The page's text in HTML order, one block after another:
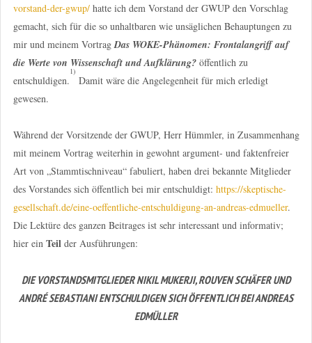
vorstand-der-gwup/hatte ich dem Vorstand der GWUP den Vorschlag
gemacht, sich für die so unhaltbaren wie unsäglichen Behauptungen zu
mir und meinem VortragDas WOKE-Phänomen: Frontalangriff auf
die Werte von Wissenschaft und Aufklärung?öffentlich zu
entschuldigen.
1)
Damit wäre die Angelegenheit für mich erledigt
gewesen.
Während der Vorsitzende der GWUP, Herr Hümmler, in Zusammenhang
mit meinem Vortrag weiterhin in gewohnt argument- und faktenfreier
Art von „Stammtischniveau“ fabuliert, haben drei bekannte Mitglieder
des Vorstandes sich öffentlich bei mir entschuldigt: https://skeptische-
gesellschaft.de/eine-oeffentliche-entschuldigung-an-andreas-edmueller.
Die Lektüre des ganzen Beitrages ist sehr interessant und informativ;
hier ein Teilder Ausführungen:
DIE VORSTANDSMITGLIEDER NIKIL MUKERJI, ROUVEN SCHÄFER UND
ANDRÉ SEBASTIANI ENTSCHULDIGEN SICH ÖFFENTLICH BEI ANDREAS
EDMÜLLER